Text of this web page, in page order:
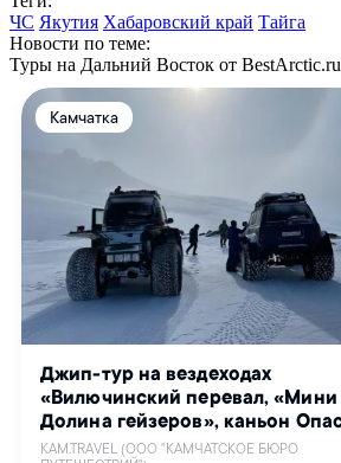
ЧС Якутия Хабаровский край Тайга
Новости по теме:
Туры на Дальний Восток от BestArctic.ru